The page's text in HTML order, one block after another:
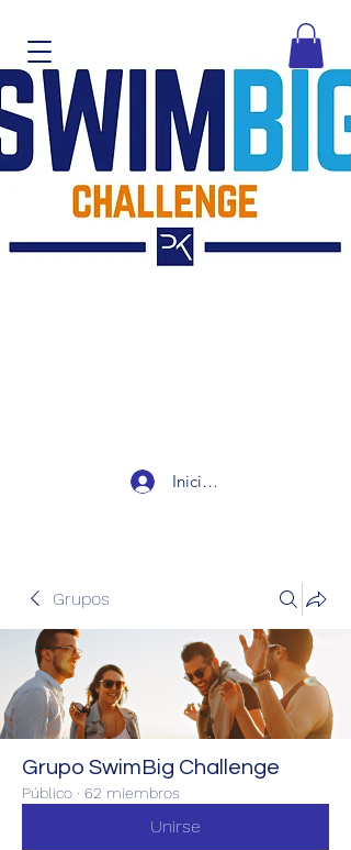
Iniciar sesión
Grupos
Grupo SwimBig Challenge
Público · 62 miembros
Unirse